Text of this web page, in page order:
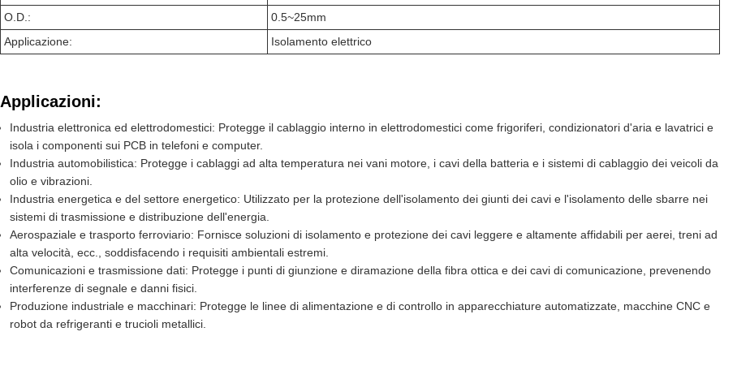
O.D.:
0.5~25mm
Applicazione:
Isolamento elettrico
Applicazioni:
Industria elettronica ed elettrodomestici: Protegge il cablaggio interno in elettrodomestici come frigoriferi, condizionatori d'aria e lavatrici e
isola i componenti sui PCB in telefoni e computer.
Industria automobilistica: Protegge i cablaggi ad alta temperatura nei vani motore, i cavi della batteria e i sistemi di cablaggio dei veicoli da
olio e vibrazioni.
Industria energetica e del settore energetico: Utilizzato per la protezione dell'isolamento dei giunti dei cavi e l'isolamento delle sbarre nei
sistemi di trasmissione e distribuzione dell'energia.
Aerospaziale e trasporto ferroviario: Fornisce soluzioni di isolamento e protezione dei cavi leggere e altamente affidabili per aerei, treni ad
alta velocità, ecc., soddisfacendo i requisiti ambientali estremi.
Comunicazioni e trasmissione dati: Protegge i punti di giunzione e diramazione della fibra ottica e dei cavi di comunicazione, prevenendo
interferenze di segnale e danni fisici.
Produzione industriale e macchinari: Protegge le linee di alimentazione e di controllo in apparecchiature automatizzate, macchine CNC e
robot da refrigeranti e trucioli metallici.